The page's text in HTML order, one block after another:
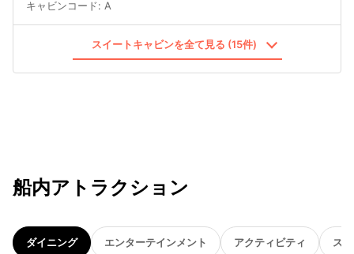
キャビンコード: A
スイートキャビンを全て見る (15件)
船内アトラクション
ダイニング エンターテインメント アクティビティ ス